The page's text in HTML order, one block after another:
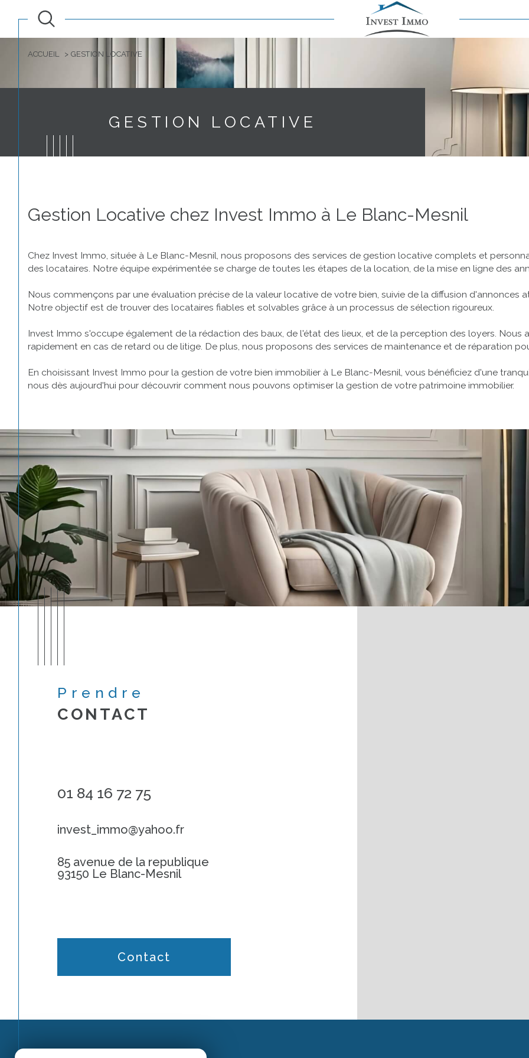
ACCUEIL GESTION LOCATIVE
GESTION LOCATIVE
Gestion Locative chez Invest Immo à Le Blanc-Mesnil
Chez Invest Immo, située à Le Blanc-Mesnil, nous proposons des services de gestion locative complets et
des locataires. Notre équipe expérimentée se charge de toutes les étapes de la location, de la mise en ligne des
Nous commençons par une évaluation précise de la valeur locative de votre bien, suivie de la diffusion
Notre objectif est de trouver des locataires fiables et solvables grâce à un processus de sélection rigoureux.
Invest Immo s'occupe également de la rédaction des baux, de l'état des lieux, et de la perception des loyers. Nous
rapidement en cas de retard ou de litige. De plus, nous proposons des services de maintenance et de réparation
En choisissant Invest Immo pour la gestion de votre bien immobilier à Le Blanc-Mesnil, vous bénéficiez d'une
nous dès aujourd'hui pour découvrir comment nous pouvons optimiser la gestion de votre patrimoine immobilier.
Prendre
CONTACT
01 84 16 72 75
invest_immo@yahoo.fr
85 avenue de la republique
93150 Le Blanc-Mesnil
Contact